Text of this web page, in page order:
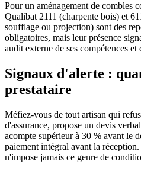
Pour un aménagement de combles
Qualibat 2111 (charpente bois) et
soufflage ou projection) sont des
obligatoires, mais leur présence
audit externe de ses compétences et
Signaux d'alerte :
prestataire
Méfiez-vous de tout artisan qui
d'assurance, propose un devis
acompte supérieur à 30 % avant le
paiement intégral avant la
n'impose jamais ce genre de